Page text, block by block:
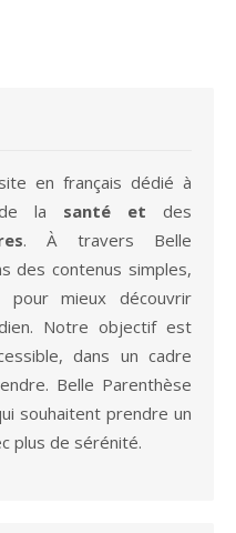
en français dédié à
la santé et des
. À travers Belle
des contenus simples,
mieux découvrir
Notre objectif est
dans un cadre
Belle Parenthèse
souhaitent prendre un
plus de sérénité.